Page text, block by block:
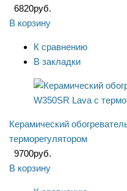
6820руб.
В корзину
К сравнению
В закладки
Керамический
терморегулятором
9700руб.
В корзину